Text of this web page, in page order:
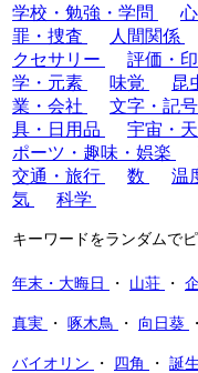
学校・勉強・学問
罪・捜査
人間関係
クセサリー
評価・
学・元素
味覚 昆
業・会社
文字・記
具・日用品
宇宙・
ポーツ・趣味・娯楽
交通・旅行
数 温
気
科学
キーワードをランダムで
年末・大晦日 ・ 山荘 ・
真実 ・ 啄木鳥 ・ 向日葵
バイオリン ・ 四角 ・ 誕生